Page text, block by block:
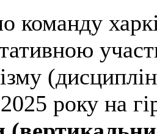
команду
року на